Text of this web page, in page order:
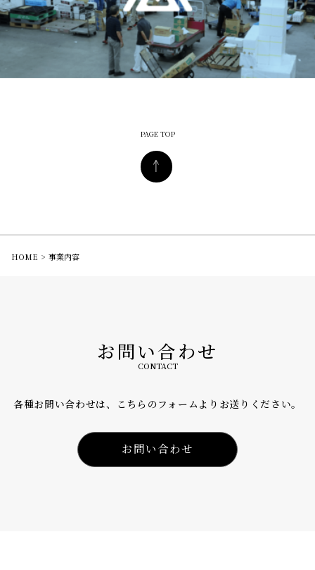
PAGE TOP
HOME 事業内容
お問い合わせ
CONTACT
各種お問い合わせは、こちらのフォームよりお送りください。
お問い合わせ